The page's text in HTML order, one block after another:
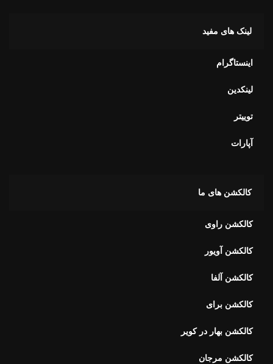
لینک های مفید
اینستاگرام
لینکدین
توییتر
آپارات
کالکشن های ما
کالکشن راوی
کالکشن آویور
کالکشن آلفا
کالکشن برای
کالکشن بهار در کویر
کالکشن مرجان